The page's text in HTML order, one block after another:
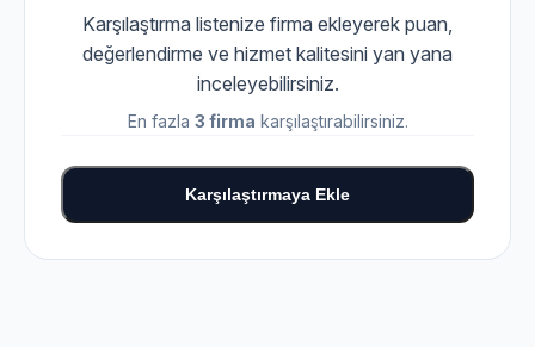
Karşılaştırma listenize firma ekleyerek puan,
değerlendirme ve hizmet kalitesini yan yana
inceleyebilirsiniz.
En fazla 3 firma karşılaştırabilirsiniz.
Karşılaştırmaya Ekle